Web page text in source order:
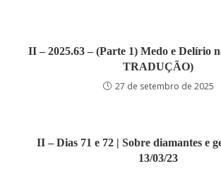
II – 2025.63 – (Parte 1) Medo e Delírio
TRADUÇÃO)
27 de setembro de 2025
II – Dias 71 e 72 | Sobre diamantes e
13/03/23